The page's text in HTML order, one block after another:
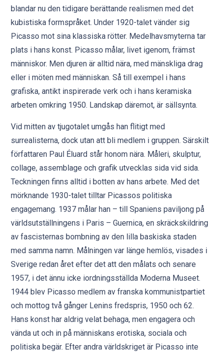
blandar nu den tidigare berättande realismen med det
kubistiska formspråket. Under 1920-talet vänder sig
Picasso mot sina klassiska rötter. Medelhavsmyterna tar
plats i hans konst. Picasso målar, livet igenom, främst
människor. Men djuren är alltid nära, med mänskliga drag
eller i möten med människan. Så till exempel i hans
grafiska, antikt inspirerade verk och i hans keramiska
arbeten omkring 1950. Landskap däremot, är sällsynta.
Vid mitten av tjugotalet umgås han flitigt med
surrealisterna, dock utan att bli medlem i gruppen. Särskilt
författaren Paul Éluard står honom nära. Måleri, skulptur,
collage, assemblage och grafik utvecklas sida vid sida.
Teckningen finns alltid i botten av hans arbete. Med det
mörknande 1930-talet tilltar Picassos politiska
engagemang. 1937 målar han – till Spaniens paviljong på
världsutställningens i Paris – Guernica, en skräckskildring
av fascisternas bombning av den lilla baskiska staden
med samma namn. Målningen var länge hemlös, visades i
Sverige redan året efter det att den målats och senare
1957, i det ännu icke iordningsställda Moderna Museet.
1944 blev Picasso medlem av franska kommunistpartiet
och mottog två gånger Lenins fredspris, 1950 och 62.
Hans konst har aldrig velat behaga, men engagera och
vända ut och in på människans erotiska, sociala och
politiska begär. Efter andra världskriget är Picasso inte